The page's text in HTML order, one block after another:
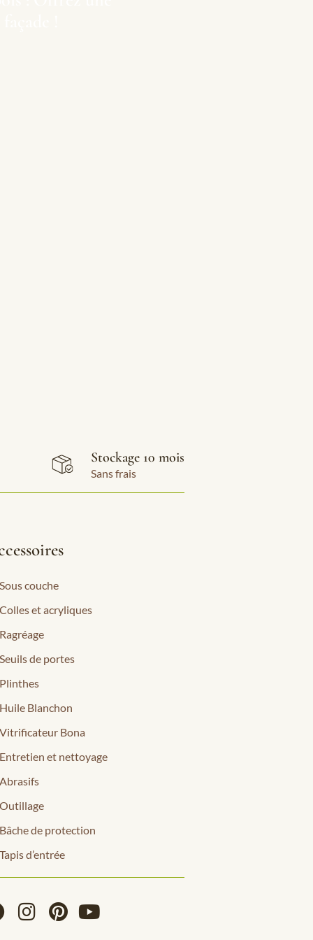
Stockage 10 mois
Sans frais
Sous couche
Colles et acryliques
Ragréage
Seuils de portes
Plinthes
Huile Blanchon
Vitrificateur Bona
Entretien et nettoyage
Abrasifs
Outillage
Bâche de protection
Tapis d’entrée